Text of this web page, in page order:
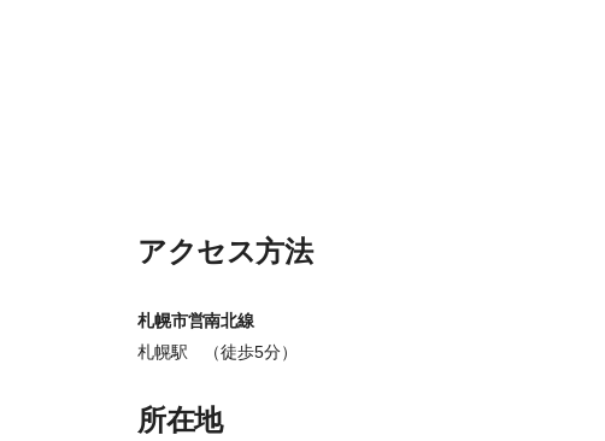
アクセス方法
札幌市営南北線
札幌駅 （徒歩5分）
所在地